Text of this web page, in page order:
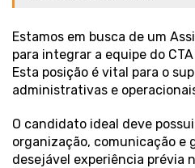
Estamos em busca de um
para integrar a equipe do
Esta posição é vital para o
administrativas e
O candidato ideal deve
organização, comunicação e
desejável experiência prévia